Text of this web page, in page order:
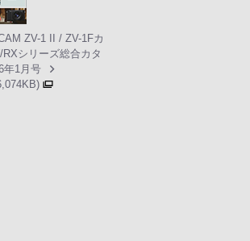
ZV-1 II / ZV-1Fカ
RXシリーズ総合カタ
年1月号